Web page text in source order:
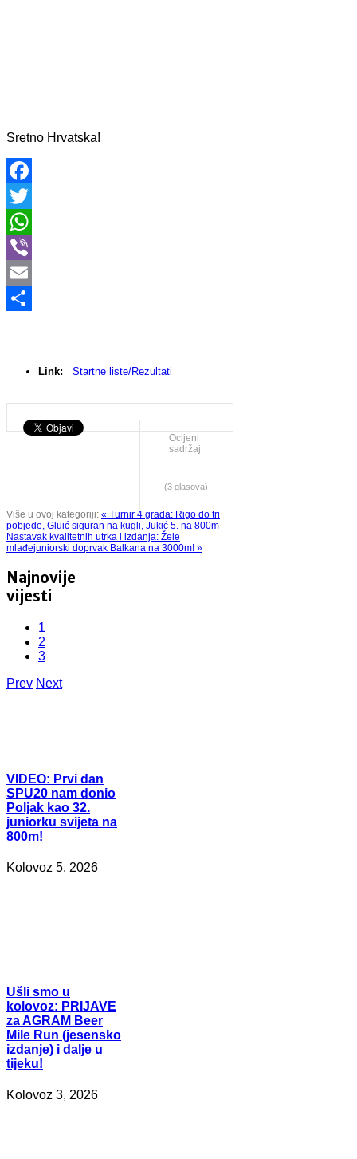
Sretno Hrvatska!
Facebook
Twitter
WhatsApp
Viber
Email
Link: Startne liste/Rezultati
Ocijeni
sadržaj
(3 glasova)
Više u ovoj kategoriji: « Turnir 4 grada: Rigo do tri
pobjede, Gluić siguran na kugli, Jukić 5. na 800m
Nastavak kvalitetnih utrka i izdanja: Žele
mlađejuniorski doprvak Balkana na 3000m! »
Najnovije
vijesti
1
2
3
Prev Next
VIDEO: Prvi dan
SPU20 nam donio
Poljak kao 32.
juniorku svijeta na
800m!
Kolovoz 5, 2026
Ušli smo u
kolovoz: PRIJAVE
za AGRAM Beer
Mile Run (jesensko
izdanje) i dalje u
tijeku!
Kolovoz 3, 2026